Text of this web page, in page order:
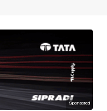
Sponsored